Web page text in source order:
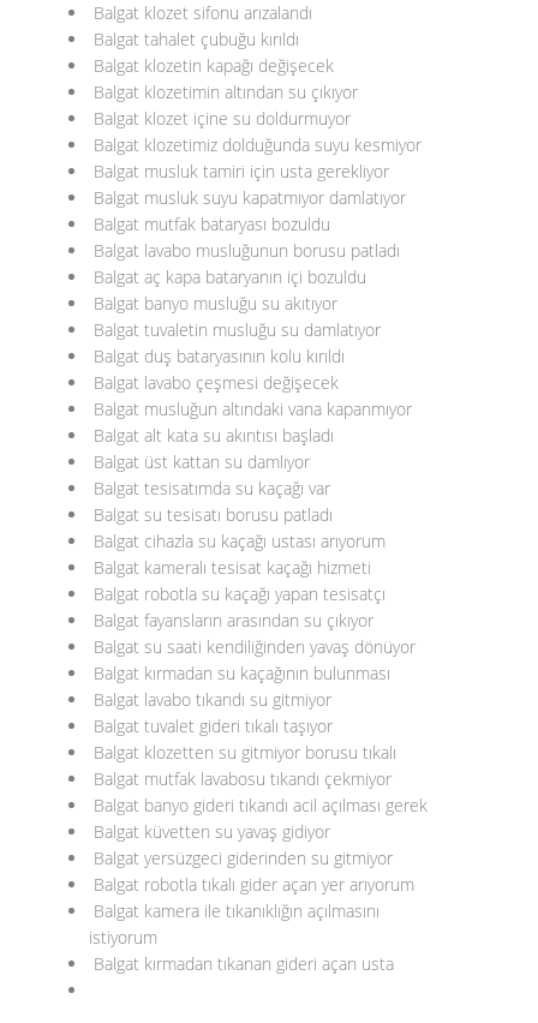
Balgat klozet sifonu arızalandı
Balgat tahalet çubuğu kırıldı
Balgat klozetin kapağı değişecek
Balgat klozetimin altından su çıkıyor
Balgat klozet içine su doldurmuyor
Balgat klozetimiz dolduğunda suyu kesmiyor
Balgat musluk tamiri için usta gerekliyor
Balgat musluk suyu kapatmıyor damlatıyor
Balgat mutfak bataryası bozuldu
Balgat lavabo musluğunun borusu patladı
Balgat aç kapa bataryanın içi bozuldu
Balgat banyo musluğu su akıtıyor
Balgat tuvaletin musluğu su damlatıyor
Balgat duş bataryasının kolu kırıldı
Balgat lavabo çeşmesi değişecek
Balgat musluğun altındaki vana kapanmıyor
Balgat alt kata su akıntısı başladı
Balgat üst kattan su damlıyor
Balgat tesisatımda su kaçağı var
Balgat su tesisatı borusu patladı
Balgat cihazla su kaçağı ustası arıyorum
Balgat kameralı tesisat kaçağı hizmeti
Balgat robotla su kaçağı yapan tesisatçı
Balgat fayansların arasından su çıkıyor
Balgat su saati kendiliğinden yavaş dönüyor
Balgat kırmadan su kaçağının bulunması
Balgat lavabo tıkandı su gitmiyor
Balgat tuvalet gideri tıkalı taşıyor
Balgat klozetten su gitmiyor borusu tıkalı
Balgat mutfak lavabosu tıkandı çekmiyor
Balgat banyo gideri tıkandı acil açılması gerek
Balgat küvetten su yavaş gidiyor
Balgat yersüzgeci giderinden su gitmiyor
Balgat robotla tıkalı gider açan yer arıyorum
Balgat kamera ile tıkanıklığın açılmasını
istiyorum
Balgat kırmadan tıkanan gideri açan usta